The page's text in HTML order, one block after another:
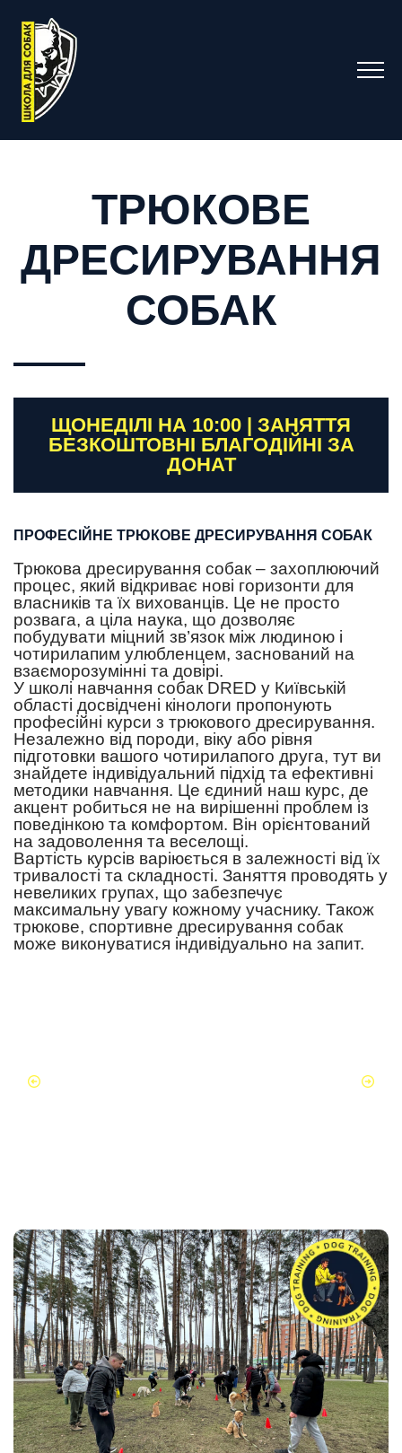
ТРЮКОВЕ
ДРЕСИРУВАННЯ
СОБАК
ЩОНЕДІЛІ НА 10:00 | ЗАНЯТТЯ
БЕЗКОШТОВНІ БЛАГОДІЙНІ ЗА
ДОНАТ
ПРОФЕСІЙНЕ ТРЮКОВЕ ДРЕСИРУВАННЯ СОБАК
Трюкова дресирування собак – захоплюючий
процес, який відкриває нові горизонти для
власників та їх вихованців. Це не просто
розвага, а ціла наука, що дозволяє
побудувати міцний зв’язок між людиною і
чотирилапим улюбленцем, заснований на
взаєморозумінні та довірі.
У школі навчання собак DRED у Київській
області досвідчені кінологи пропонують
професійні курси з трюкового дресирування.
Незалежно від породи, віку або рівня
підготовки вашого чотирилапого друга, тут ви
знайдете індивідуальний підхід та ефективні
методики навчання. Це єдиний наш курс, де
акцент робиться не на вирішенні проблем із
поведінкою та комфортом. Він орієнтований
на задоволення та веселощі.
Вартість курсів варіюється в залежності від їх
тривалості та складності. Заняття проводять у
невеликих групах, що забезпечує
максимальну увагу кожному учаснику. Також
трюкове, спортивне дресирування собак
може виконуватися індивідуально на запит.